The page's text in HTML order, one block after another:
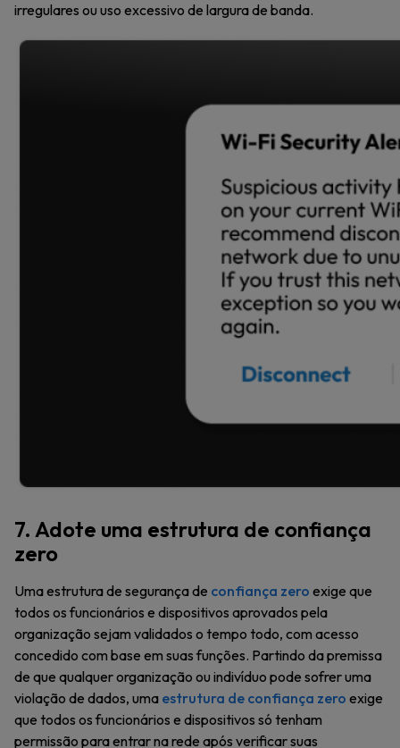
irregulares ou uso excessivo de largura de banda.
7. Adote uma estrutura de confiança
zero
Uma estrutura de segurança de confiança zero exige que
todos os funcionários e dispositivos aprovados pela
organização sejam validados o tempo todo, com acesso
concedido com base em suas funções. Partindo da premissa
de que qualquer organização ou indivíduo pode sofrer uma
violação de dados, uma estrutura de confiança zero exige
que todos os funcionários e dispositivos só tenham
permissão para entrar na rede após verificar suas